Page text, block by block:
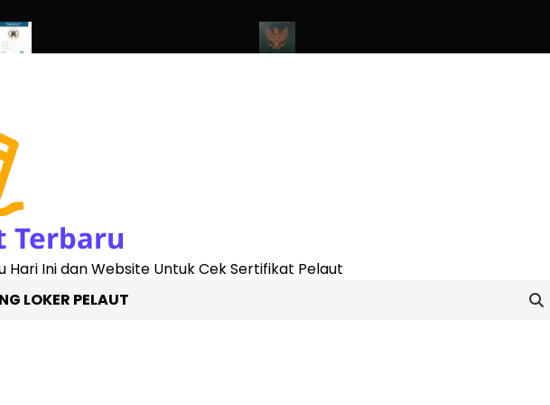
Terbaru
Ini dan Website Untuk Cek Sertifikat Pelaut
LOKER PELAUT